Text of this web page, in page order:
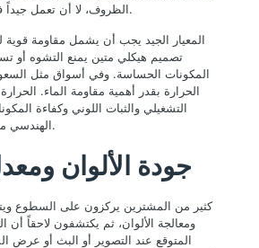
الظروف، لا أن تعمل جيداً في الأيام المعتدلة فقط.
المعيار الجيد يجب أن يشمل مقاومة قوية
تصميم هيكلي متين يمنع التشوه أو
المكونات الحساسة. وفي أسواق مثل
الحرارة بقدر أهمية مقاومة الماء.
التشغيلي والثبات اللوني وكفاءة
الهندسي مدروساً بالشكل الصحيح.
جودة الألوان
كثير من المشترين يركزون على السطوع
ومعالجة الألوان، ثم يكتشفون لاحقاً أن
المتوقع عند التصوير أو البث أو عرض